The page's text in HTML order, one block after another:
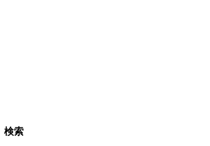
検索